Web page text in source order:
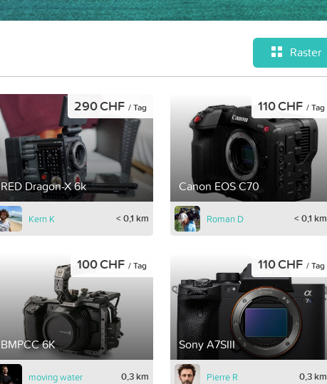
Raster
RED Dragon-X 6k
290 CHF / Tag
Kern K < 0,1 km
Canon EOS C70
110 CHF / Tag
Roman D < 0,1 km
BMPCC 6K
100 CHF / Tag
moving water 0,3 km
Sony A7SIII
110 CHF / Tag
Pierre R 0,3 km